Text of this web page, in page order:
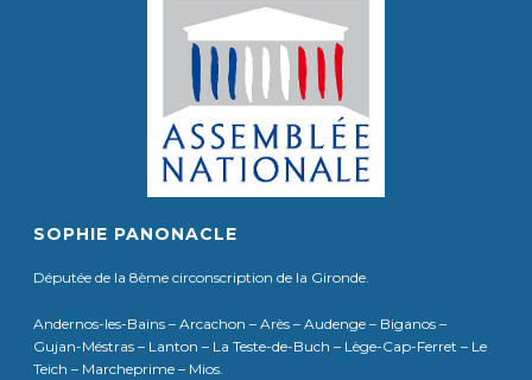
SOPHIE PANONACLE
Députée de la 8ème circonscription de la Gironde.
Andernos-les-Bains – Arcachon – Arès – Audenge – Biganos –
Gujan-Méstras – Lanton – La Teste-de-Buch – Lège-Cap-Ferret – Le
Teich – Marcheprime – Mios.